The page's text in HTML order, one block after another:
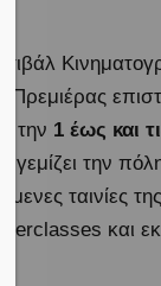
Πρεμιέρας
την 1 έως και
γεμίζει την
ταινίες
και